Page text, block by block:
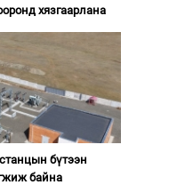
хязгаарлана
бүтээн
байна